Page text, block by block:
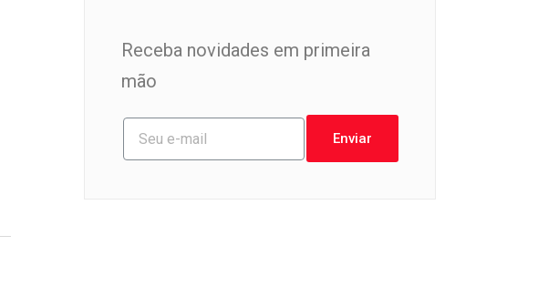
Receba novidades em primeira
mão
Enviar